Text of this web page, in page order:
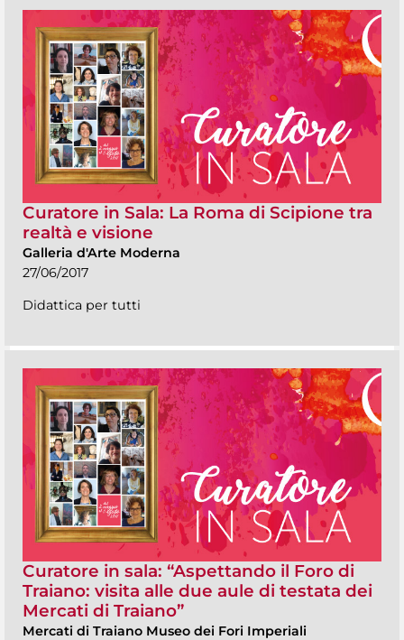
Curatore in Sala: La Roma di Scipione tra
realtà e visione
Galleria d'Arte Moderna
27/06/2017
Didattica per tutti
Curatore in sala: “Aspettando il Foro di
Traiano: visita alle due aule di testata dei
Mercati di Traiano”
Mercati di Traiano Museo dei Fori Imperiali